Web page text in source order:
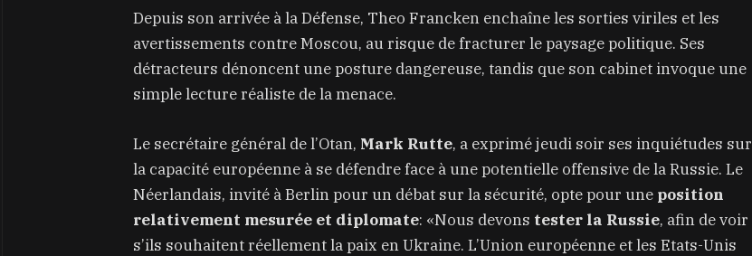
Depuis son arrivée à la Défense, Theo Francken enchaîne les sorties viriles et les
avertissements contre Moscou, au risque de fracturer le paysage politique. Ses
détracteurs dénoncent une posture dangereuse, tandis que son cabinet invoque une
simple lecture réaliste de la menace.
Le secrétaire général de l’Otan, Mark Rutte, a exprimé jeudi soir ses inquiétudes sur
la capacité européenne à se défendre face à une potentielle offensive de la Russie. Le
Néerlandais, invité à Berlin pour un débat sur la sécurité, opte pour uneposition
relativement mesurée et diplomate: «Nous devons tester la Russie, afin de voir
s’ils souhaitent réellement la paix en Ukraine. L’Union européenne et les Etats-Unis